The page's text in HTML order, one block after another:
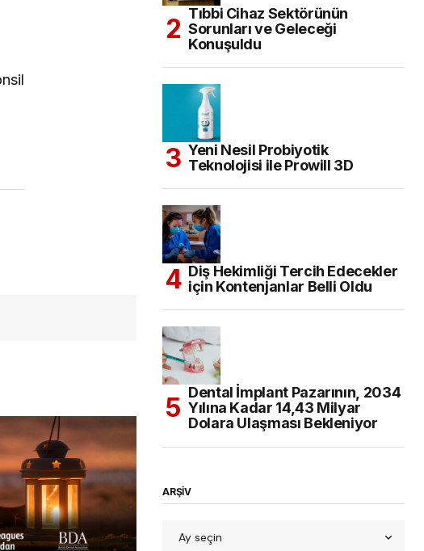
Tıbbi Cihaz Sektörünün
Sorunları ve Geleceği
Konuşuldu
Yeni Nesil Probiyotik
Teknolojisi ile Prowill 3D
Diş Hekimliği Tercih Edecekler
için Kontenjanlar Belli Oldu
Dental İmplant Pazarının, 2034
Yılına Kadar 14,43 Milyar
Dolara Ulaşması Bekleniyor
ARŞİV